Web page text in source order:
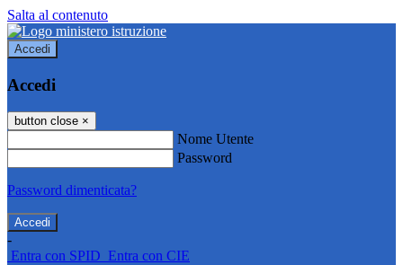
Salta al contenuto
Accedi
Accedi
button close ×
Nome Utente
Password
Password dimenticata?
-
Entra con SPID Entra con CIE